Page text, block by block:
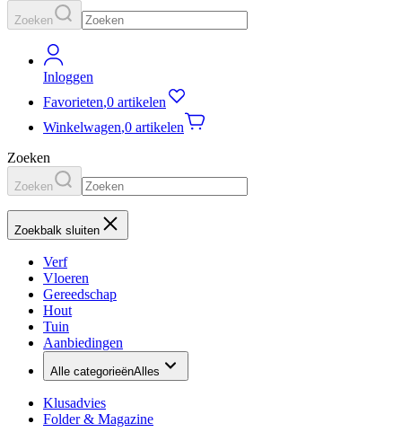
Zoeken
Inloggen
Favorieten,0 artikelen
Winkelwagen,0 artikelen
Zoeken
Zoeken
Zoekbalk sluiten
Verf
Vloeren
Gereedschap
Hout
Tuin
Aanbiedingen
Alle categorieënAlles
Klusadvies
Folder & Magazine